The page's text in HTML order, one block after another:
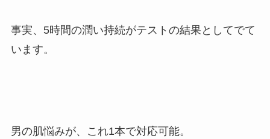
事実、5時間の潤い持続がテストの結果としてでて
います。
男の肌悩みが、これ1本で対応可能。